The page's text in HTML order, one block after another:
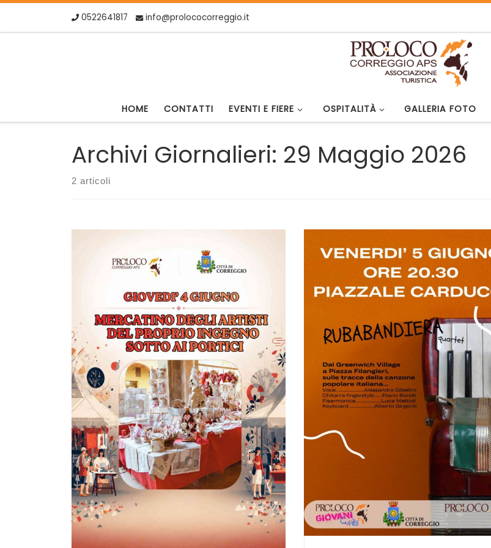
Skip to content0522641817 info@prolococorreggio.it
HOME CONTATTI EVENTI E FIERE OSPITALITÀ GALLERIA FOTO
Archivi Giornalieri: 29 Maggio 2026
2 articoli